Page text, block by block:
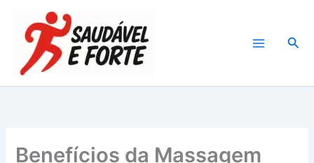
conteúdo
Benefícios da Massagem